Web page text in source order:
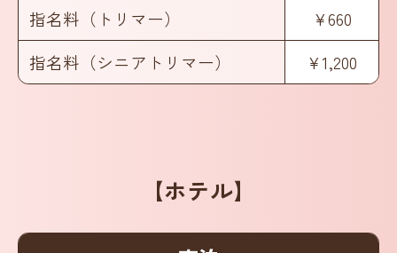
指名料（トリマー）
¥660
指名料（シニアトリマー）
¥1,200
【ホテル】